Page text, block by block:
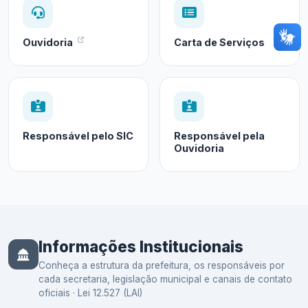
Ouvidoria Carta de Serviços
Responsável pelo SIC
Responsável pela
Ouvidoria
Informações Institucionais
Conheça a estrutura da prefeitura, os responsáveis por
cada secretaria, legislação municipal e canais de contato
oficiais · Lei 12.527 (LAI)